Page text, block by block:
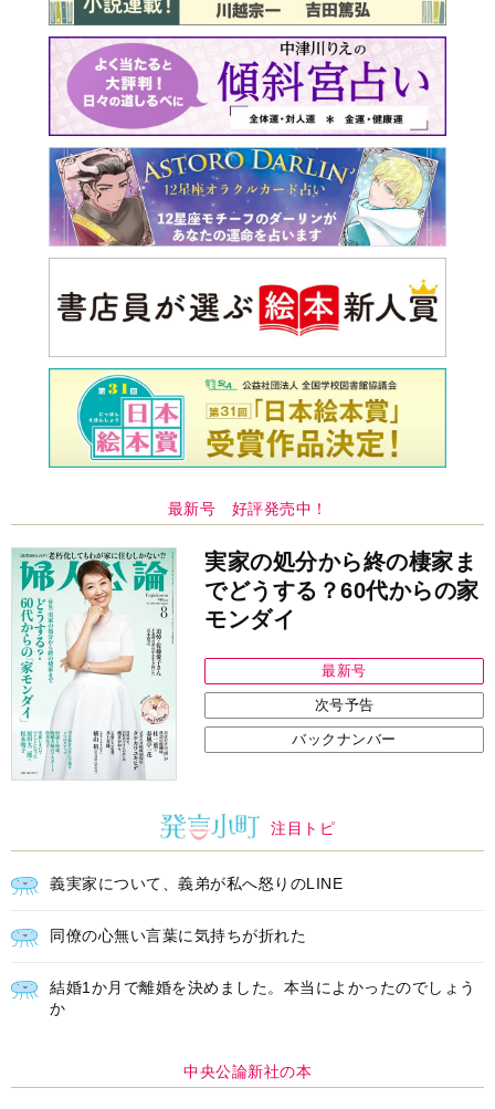
最新号 好評発売中！
実家の処分から終の棲家ま
でどうする？60代からの家
モンダイ
最新号
次号予告
バックナンバー
注目トピ
義実家について、義弟が私へ怒りのLINE
同僚の心無い言葉に気持ちが折れた
結婚1か月で離婚を決めました。本当によかったのでしょう
か
中央公論新社の本